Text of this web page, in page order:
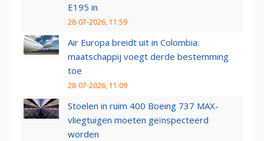
E195 in
28-07-2026, 11:59
Air Europa breidt uit in Colombia:
maatschappij voegt derde bestemming
toe
28-07-2026, 11:09
Stoelen in ruim 400 Boeing 737 MAX-
vliegtuigen moeten geïnspecteerd
worden